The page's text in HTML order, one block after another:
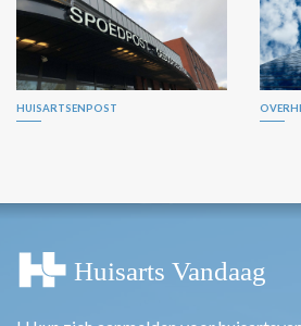
HUISARTSENPOST